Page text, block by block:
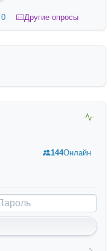
Другие опросы
144Онлайн